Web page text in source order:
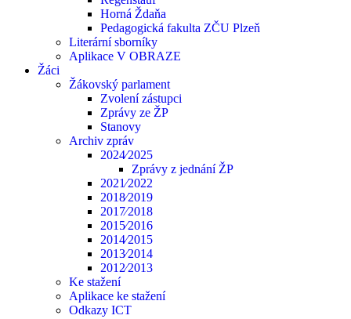
Horná Ždaňa
Pedagogická fakulta ZČU Plzeň
Literární sborníky
Aplikace V OBRAZE
Žáci
Žákovský parlament
Zvolení zástupci
Zprávy ze ŽP
Stanovy
Archiv zpráv
2024⁄2025
Zprávy z jednání ŽP
2021⁄2022
2018⁄2019
2017⁄2018
2015⁄2016
2014⁄2015
2013⁄2014
2012⁄2013
Ke stažení
Aplikace ke stažení
Odkazy ICT